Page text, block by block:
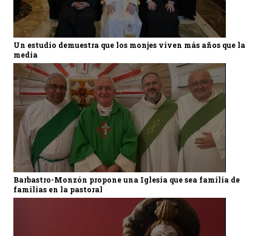
Un estudio demuestra que los monjes viven más años que la
media
Barbastro-Monzón propone una Iglesia que sea familia de
familias en la pastoral